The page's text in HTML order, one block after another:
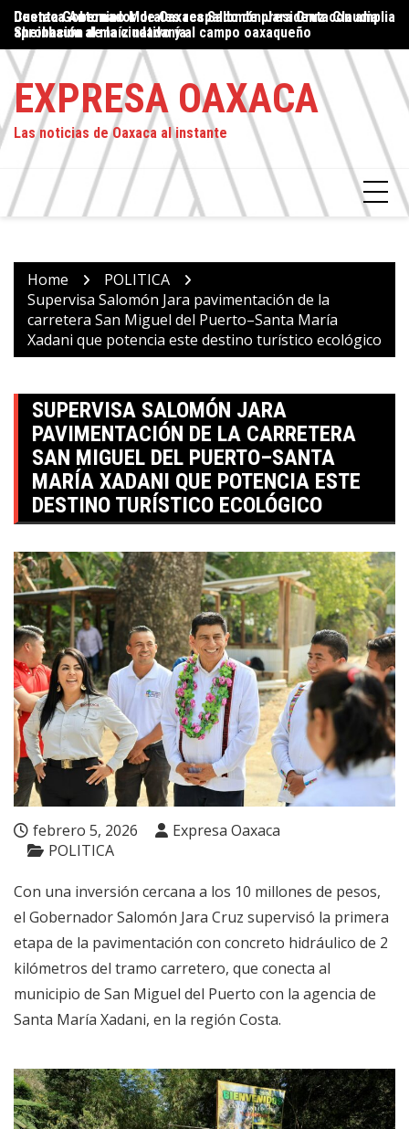
Skip
content
Destaca Antonino Morales respaldo de presidenta Claudia
Sheinbaum al maíz nativo y al campo oaxaqueño
Proteger el ejercicio del periodismo: un compromiso del
Estado, asegura Jesús Romero
EXPRESA OAXACA
Las noticias de Oaxaca al instante
Home
POLITICA
Supervisa Salomón Jara pavimentación de la
carretera San Miguel del Puerto–Santa María
Xadani que potencia este destino turístico ecológico
SUPERVISA SALOMÓN JARA
PAVIMENTACIÓN DE LA CARRETERA
SAN MIGUEL DEL PUERTO–SANTA
MARÍA XADANI QUE POTENCIA ESTE
DESTINO TURÍSTICO ECOLÓGICO
febrero 5, 2026
Expresa Oaxaca
POLITICA
Con una inversión cercana a los 10 millones de pesos,
el Gobernador Salomón Jara Cruz supervisó la primera
etapa de la pavimentación con concreto hidráulico de 2
kilómetros del tramo carretero, que conecta al
municipio de San Miguel del Puerto con la agencia de
Santa María Xadani, en la región Costa.